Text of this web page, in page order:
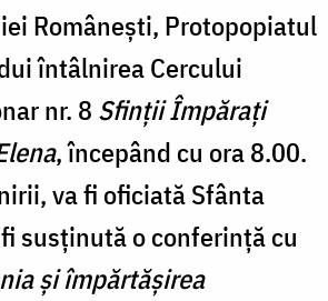
Românești, Protopopiatul
întâlnirea Cercului
nr. 8 Sfinții Împărați
, începând cu ora 8.00.
va fi oficiată Sfânta
susținută o conferință cu
și împărtășirea